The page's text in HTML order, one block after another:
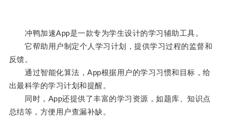
冲鸭加速App是一款专为学生设计的学习辅助工具。
它帮助用户制定个人学习计划，提供学习过程的监督和
反馈。
通过智能化算法，App根据用户的学习习惯和目标，给
出最科学的学习计划和提醒。
同时，App还提供了丰富的学习资源，如题库、知识点
总结等，方便用户查漏补缺。